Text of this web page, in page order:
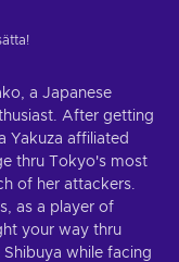
a Japanese
After getting
Yakuza affiliated
thru Tokyo's most
of her attackers.
as a player of
your way thru
while facing